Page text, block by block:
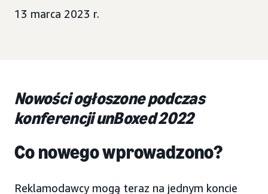
13 marca 2023 r.
Nowości ogłoszone podczas
konferencji unBoxed 2022
Co nowego wprowadzono?
Reklamodawcy mogą teraz na jednym koncie